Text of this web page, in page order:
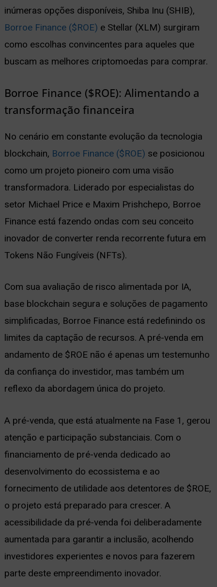
inúmeras opções disponíveis, Shiba Inu (SHIB),
Borroe Finance ($ROE) e Stellar (XLM) surgiram
como escolhas convincentes para aqueles que
buscam as melhores criptomoedas para comprar.
Borroe Finance ($ROE): Alimentando a
transformação financeira
No cenário em constante evolução da tecnologia
blockchain, Borroe Finance ($ROE) se posicionou
como um projeto pioneiro com uma visão
transformadora. Liderado por especialistas do
setor Michael Price e Maxim Prishchepo, Borroe
Finance está fazendo ondas com seu conceito
inovador de converter renda recorrente futura em
Tokens Não Fungíveis (NFTs).
Com sua avaliação de risco alimentada por IA,
base blockchain segura e soluções de pagamento
simplificadas, Borroe Finance está redefinindo os
limites da captação de recursos. A pré-venda em
andamento de $ROE não é apenas um testemunho
da confiança do investidor, mas também um
reflexo da abordagem única do projeto.
A pré-venda, que está atualmente na Fase 1, gerou
atenção e participação substanciais. Com o
financiamento de pré-venda dedicado ao
desenvolvimento do ecossistema e ao
fornecimento de utilidade aos detentores de $ROE,
o projeto está preparado para crescer. A
acessibilidade da pré-venda foi deliberadamente
aumentada para garantir a inclusão, acolhendo
investidores experientes e novos para fazerem
parte deste empreendimento inovador.